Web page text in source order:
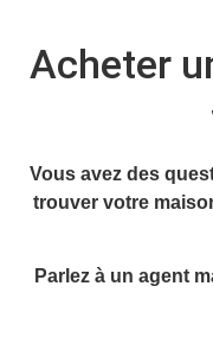
Acheter
Vous avez des
trouver votre
Parlez à un agent